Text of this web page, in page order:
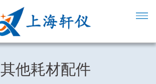
其他耗材配件